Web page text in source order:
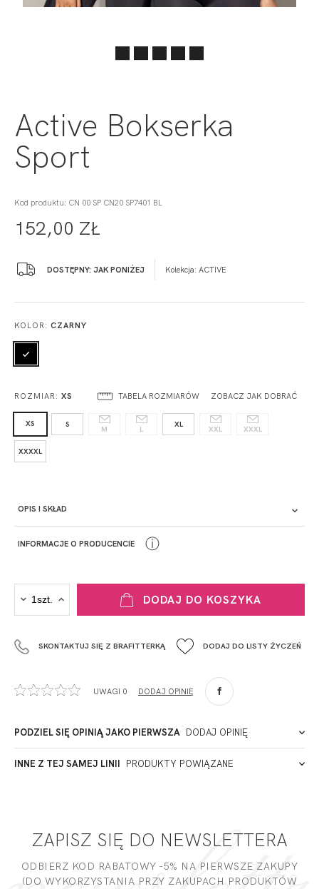
Active Bokserka
Sport
Kod produktu: CN 00 SP CN20 SP7401 BL
152,00 ZŁ
DOSTĘPNY: JAK PONIŻEJ Kolekcja: ACTIVE
KOLOR: CZARNY
ROZMIAR: XS TABELA ROZMIARÓW ZOBACZ JAK DOBRAĆ
XS S
M L
XL
XXL XXXL
XXXXL
OPIS I SKŁAD
INFORMACJE O PRODUCENCIE
+48 42 719 43 15
90-057
ADRES PUNKTU KONTAKTOWEGO
ⓘ
DODAJ DO KOSZYKA
SKONTAKTUJ SIĘ Z BRAFITTERKĄ DODAJ DO LISTY ŻYCZEŃ
UWAGI 0 DODAJ OPINIĘ
PODZIEL SIĘ OPINIĄ JAKO PIERWSZA DODAJ OPINIĘ
Miałeś już kontakt z naszym produktem? Zostaw opinię
INNE Z TEJ SAMEJ LINII PRODUKTY POWIĄZANE
ZAPISZ SIĘ DO NEWSLETTERA
ODBIERZ KOD RABATOWY -5% NA PIERWSZE ZAKUPY
(DO WYKORZYSTANIA PRZY ZAKUPACH PRODUKTÓW